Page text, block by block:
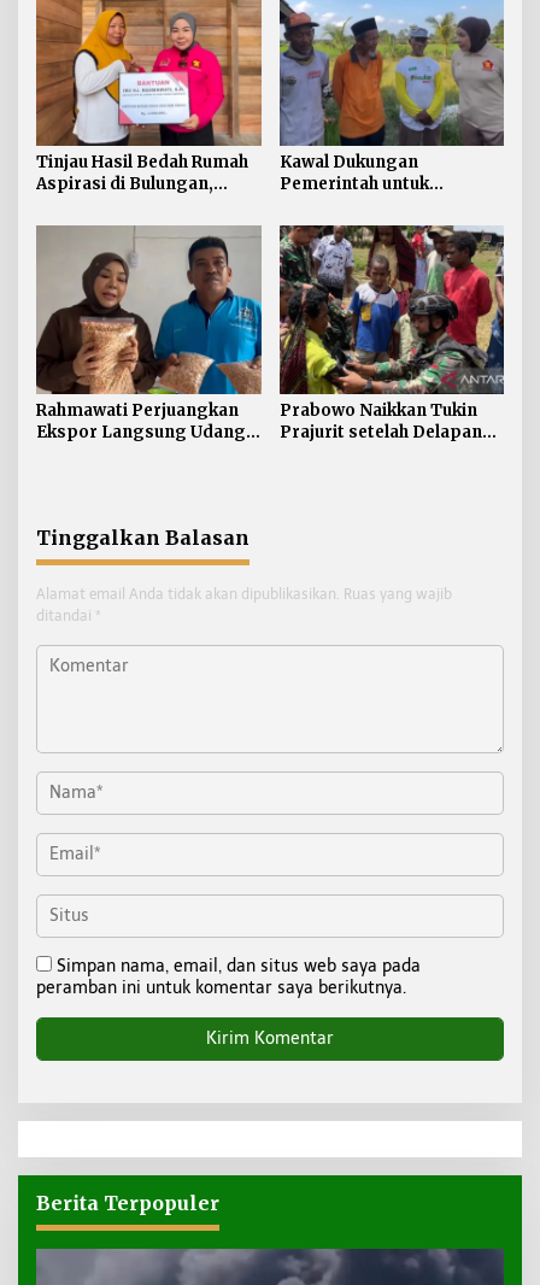
Tinjau Hasil Bedah Rumah
Aspirasi di Bulungan,
Bantuan Penyelesaian
Pintu dan Jendela
Kawal Dukungan
Pemerintah untuk
Rahmawati Serap Aspirasi
Petani di Desa Gunung
Putih
Rahmawati Perjuangkan
Ekspor Langsung Udang
Prabowo Naikkan Tukin
Prajurit setelah Delapan
Tinggalkan Balasan
Alamat email Anda tidak akan dipublikasikan. Ruas yang wajib
ditandai *
Simpan nama, email, dan situs web saya pada
peramban ini untuk komentar saya berikutnya.
Berita Terpopuler